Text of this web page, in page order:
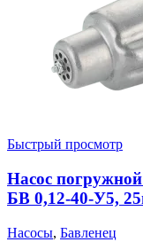
Быстрый просмотр
Насос
БВ 0,12-40-У5,
Насосы, Бавленец